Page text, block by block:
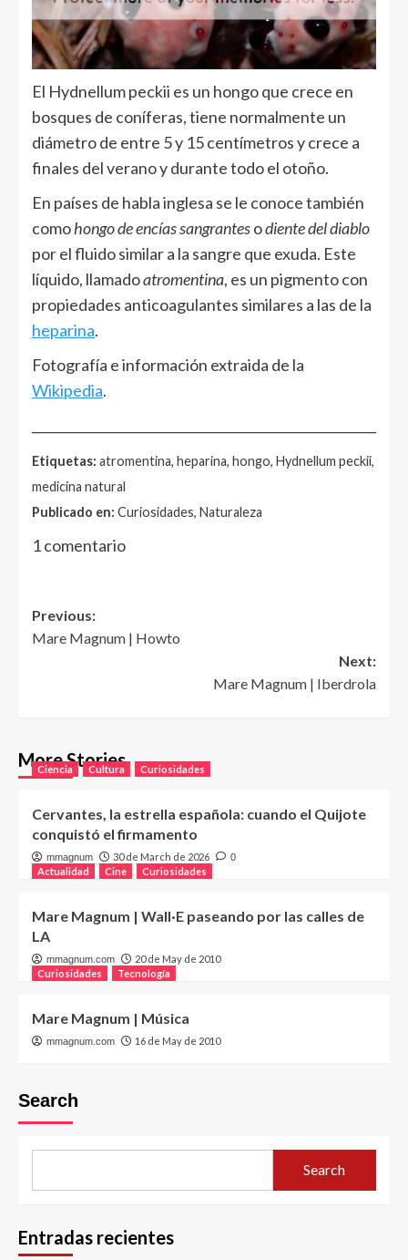
El Hydnellum peckii es un hongo que crece en
bosques de coníferas, tiene normalmente un
diámetro de entre 5 y 15 centímetros y crece a
finales del verano y durante todo el otoño.
En países de habla inglesa se le conoce también
comohongo de encías sangrantesodiente del diablo
por el fluido similar a la sangre que exuda. Este
líquido, llamadoatromentina, es un pigmento con
propiedades anticoagulantes similares a las de la
heparina.
Fotografía e información extraida de la
Wikipedia.
Etiquetas: atromentina, heparina, hongo, Hydnellum peckii,
medicina natural
Publicado en: Curiosidades, Naturaleza
1 comentario
Post
navigation
Previous:
Mare Magnum | Howto
Next:
Mare Magnum | Iberdrola
More Stories
Ciencia Cultura Curiosidades
Cervantes, la estrella española: cuando el Quijote
conquistó el firmamento
mmagnum 30 de March de 2026 0
Actualidad Cine Curiosidades
Mare Magnum | Wall·E paseando por las calles de
LA
mmagnum.com
20 de May de 2010
Curiosidades
Tecnología
Mare Magnum | Música
mmagnum.com 16 de May de 2010
Search
Search
Entradas recientes